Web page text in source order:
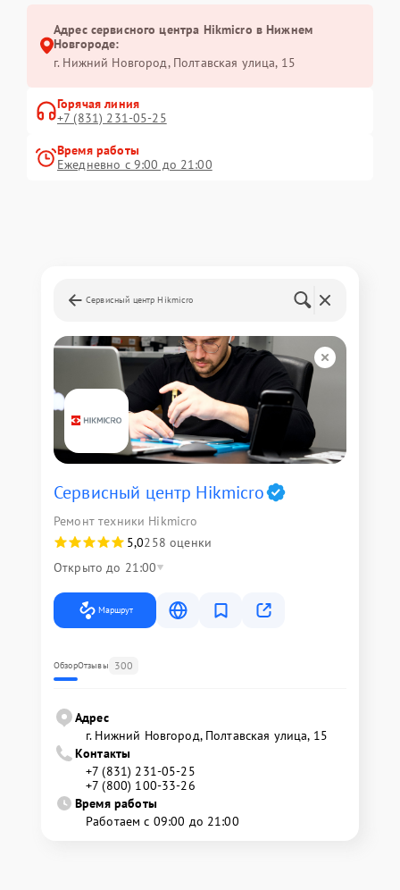
Адрес сервисного центра Hikmicro в Нижнем
Новгороде:
г. Нижний Новгород, Полтавская улица, 15
Горячая линия
+7 (831) 231-05-25
Время работы
Ежедневно с 9:00 до 21:00
Сервисный центр Hikmicro
Сервисный центр Hikmicro
Ремонт техники Hikmicro
5,0258 оценки
Открыто до 21:00
Маршрут
ОбзорОтзывы 300
Адрес
г. Нижний Новгород, Полтавская улица, 15
Контакты
+7 (831) 231-05-25
+7 (800) 100-33-26
Время работы
Работаем с 09:00 до 21:00